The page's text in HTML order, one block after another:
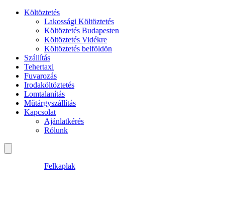
Költöztetés
Lakossági Költöztetés
Költöztetés Budapesten
Költöztetés Vidékre
Költöztetés belföldön
Szállítás
Tehertaxi
Fuvarozás
Irodaköltöztetés
Lomtalanítás
Műtárgyszállítás
Kapcsolat
Ajánlatkérés
Rólunk
Felkaplak